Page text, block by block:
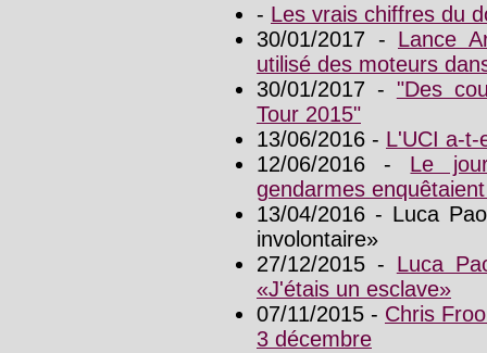
- Les vrais chiffres du
30/01/2017 - Lance
utilisé des moteurs
30/01/2017 - "Des
Tour 2015"
13/06/2016 - L'UCI a-t-
12/06/2016 - Le
gendarmes
13/04/2016 - Luca
involontaire»
27/12/2015 - Luca
«J'étais un esclave»
07/11/2015 - Chris
3 décembre